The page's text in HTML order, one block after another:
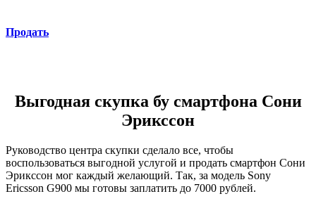
Продать
Выгодная скупка бу смартфона Сони
Эрикссон
Руководство центра скупки сделало все, чтобы
воспользоваться выгодной услугой и продать смартфон Сони
Эрикссон мог каждый желающий. Так, за модель Sony
Ericsson G900 мы готовы заплатить до 7000 рублей.